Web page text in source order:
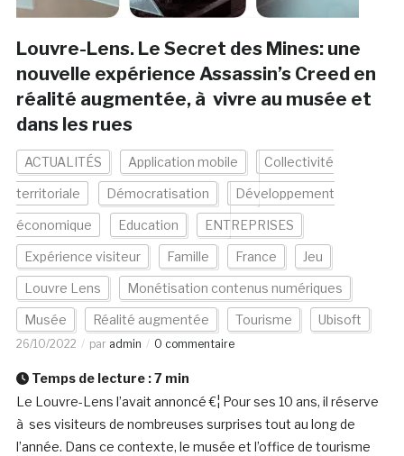
Louvre-Lens. Le Secret des Mines: une
nouvelle expérience Assassin’s Creed en
réalité augmentée, à vivre au musée et
dans les rues
ACTUALITÉS Application mobile Collectivité
territoriale Démocratisation Développement
économique Education ENTREPRISES
Expérience visiteur Famille France Jeu
Louvre Lens Monétisation contenus numériques
Musée Réalité augmentée Tourisme Ubisoft
26/10/2022 par admin 0 commentaire
Temps de lecture :7 min
Le Louvre-Lens l’avait annoncé €¦ Pour ses 10 ans, il réserve
à ses visiteurs de nombreuses surprises tout au long de
l’année. Dans ce contexte, le musée et l’office de tourisme